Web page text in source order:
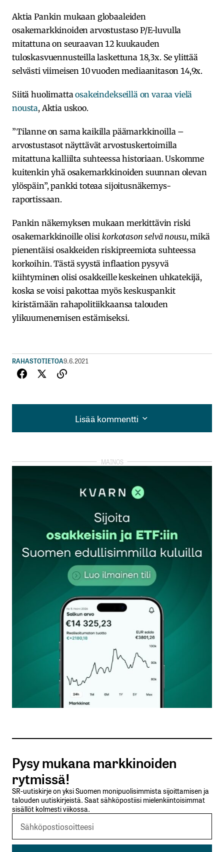
Aktia Pankin mukaan globaaleiden
osakemarkkinoiden arvostustaso P/E-luvulla
mitattuna on seuraavan 12 kuukauden
tuloskasvuennusteilla laskettuna 18,3x. Se ylittää
selvästi viimeisen 10 vuoden mediaanitason 14,9x.
Siitä huolimattaosakeindekseillä on varaa vielä
nousta, Aktia uskoo.
”Tilanne on sama kaikilla päämarkkinoilla –
arvostustasot näyttävät arvostuskertoimilla
mitattuna kalliilta suhteessa historiaan. Uskomme
kuitenkin yhä osakemarkkinoiden suunnan olevan
ylöspäin”, pankki toteaa sijoitusnäkemys-
raportissaan.
Pankin näkemyksen mukaan merkittävin riski
osakemarkkinoille olisikorkotason selvä nousu, mikä
pienentäisi osakkeiden riskipreemiota suhteessa
korkoihin. Tästä syystä inflaation pysyvä
kiihtyminen olisi osakkeille keskeinen uhkatekijä,
koska se voisi pakottaa myös keskuspankit
kiristämään rahapolitiikkaansa talouden
ylikuumenemisen estämiseksi.
RAHASTOTIETOA9.6.2021
Lisää kommentti
Lisää kommentti
kirjautua
rekisteröityä
Sähköpostiosoitettasi ei julkaista.Pakolliset
kentät on merkitty*
Kommentti*
Nimesi tai nimimerkkisi
Sähköpostiosoitteesi
Tilaa SalkunRakentajan uutiskirje
Lähetä kommentti
Pysy mukana markkinoiden
rytmissä!
SR-uutiskirje on yksi Suomen monipuolisimmista sijoittamisen ja
talouden uutiskirjeistä. Saat sähköpostiisi mielenkiintoisimmat
sisällöt kolmesti viikossa.